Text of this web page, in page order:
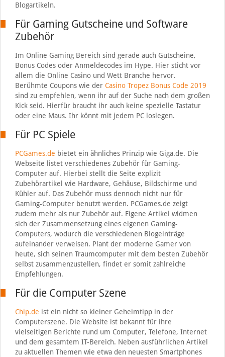
Blogartikeln.
Für Gaming Gutscheine und Software
Zubehör
Im Online Gaming Bereich sind gerade auch Gutscheine,
Bonus Codes oder Anmeldecodes im Hype. Hier sticht vor
allem die Online Casino und Wett Branche hervor.
Berühmte Coupons wie der Casino Tropez Bonus Code 2019
sind zu empfehlen, wenn ihr auf der Suche nach dem großen
Kick seid. Hierfür braucht ihr auch keine spezielle Tastatur
oder eine Maus. Ihr könnt mit jedem PC loslegen.
Für PC Spiele
PCGames.de bietet ein ähnliches Prinzip wie Giga.de. Die
Webseite listet verschiedenes Zubehör für Gaming-
Computer auf. Hierbei stellt die Seite explizit
Zubehörartikel wie Hardware, Gehäuse, Bildschirme und
Kühler auf. Das Zubehör muss dennoch nicht nur für
Gaming-Computer benutzt werden. PCGames.de zeigt
zudem mehr als nur Zubehör auf. Eigene Artikel widmen
sich der Zusammensetzung eines eigenen Gaming-
Computers, wodurch die verschiedenen Blogeinträge
aufeinander verweisen. Plant der moderne Gamer von
heute, sich seinen Traumcomputer mit dem besten Zubehör
selbst zusammenzustellen, findet er somit zahlreiche
Empfehlungen.
Für die Computer Szene
Chip.de ist ein nicht so kleiner Geheimtipp in der
Computerszene. Die Website ist bekannt für ihre
vielseitigen Berichte rund um Computer, Telefone, Internet
und dem gesamtem IT-Bereich. Neben ausführlichen Artikel
zu aktuellen Themen wie etwa den neuesten Smartphones